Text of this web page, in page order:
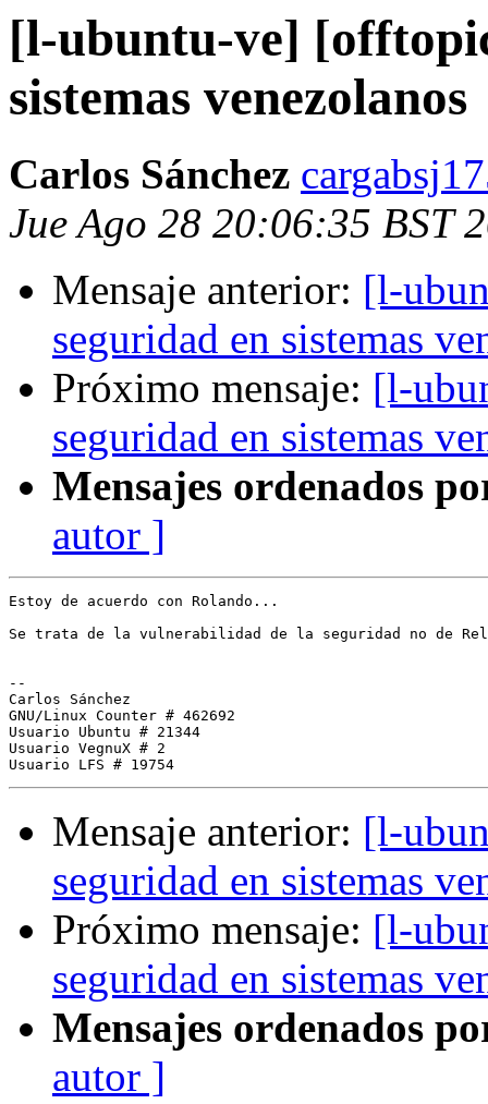
[l-ubuntu-ve]
sistemas venezolanos
Carlos Sánchez
Jue Ago 28 20:06:35 BST
Mensaje anterior: [l-
seguridad en sistemas
Próximo mensaje: [l-
seguridad en sistemas
Mensajes ordenados
autor ]
Estoy de acuerdo con Rolando...
Se trata de la vulnerabilidad de la seguridad no de
--
Carlos Sánchez
GNU/Linux Counter # 462692
Usuario Ubuntu # 21344
Usuario VegnuX # 2
Mensaje anterior: [l-
seguridad en sistemas
Próximo mensaje: [l-
seguridad en sistemas
Mensajes ordenados
autor ]